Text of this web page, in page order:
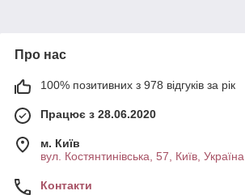
Про нас
100% позитивних з 978 відгуків за рік
Працює з 28.06.2020
м. Київ
вул. Костянтинівська, 57, Київ, Україна
Контакти